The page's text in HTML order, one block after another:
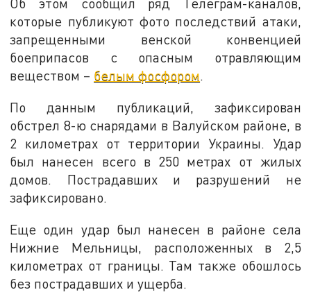
Об этом сообщил ряд Телеграм-каналов,
которые публикуют фото последствий атаки,
запрещенными венской конвенцией
боеприпасов с опасным отравляющим
веществом – белым фосфором.
По данным публикаций, зафиксирован
обстрел 8-ю снарядами в Валуйском районе, в
2 километрах от территории Украины. Удар
был нанесен всего в 250 метрах от жилых
домов. Пострадавших и разрушений не
зафиксировано.
Еще один удар был нанесен в районе села
Нижние Мельницы, расположенных в 2,5
километрах от границы. Там также обошлось
без пострадавших и ущерба.